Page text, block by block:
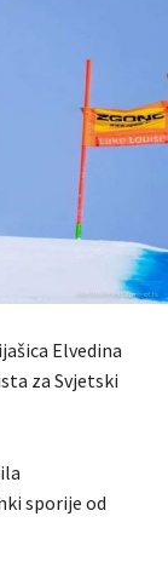
Elvedina
za Svjetski
sporije od